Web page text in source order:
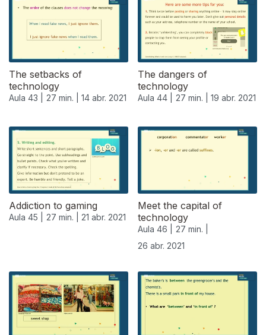
The setbacks of
technology
Aula 43 | 27 min. | 14 abr. 2021
The dangers of
technology
Aula 44 | 27 min. | 19 abr. 2021
Addiction to gaming
Aula 45 | 27 min. | 21 abr. 2021
Meet the capital of
technology
Aula 46 |
27 min. |
26 abr. 2021
541250